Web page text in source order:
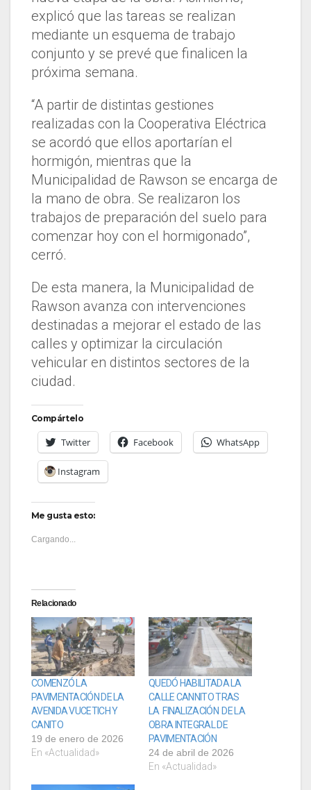
explicó que las tareas se realizan
mediante un esquema de trabajo
conjunto y se prevé que finalicen la
próxima semana.
“A partir de distintas gestiones
realizadas con la Cooperativa Eléctrica
se acordó que ellos aportarían el
hormigón, mientras que la
Municipalidad de Rawson se encarga de
la mano de obra. Se realizaron los
trabajos de preparación del suelo para
comenzar hoy con el hormigonado”,
cerró.
De esta manera, la Municipalidad de
Rawson avanza con intervenciones
destinadas a mejorar el estado de las
calles y optimizar la circulación
vehicular en distintos sectores de la
ciudad.
Compártelo
Twitter Facebook WhatsApp
Instagram
Me gusta esto:
Cargando...
Relacionado
COMENZÓ LA
PAVIMENTACIÓN DE LA
AVENIDA VUCETICH Y
CANITO
19 de enero de 2026
En «Actualidad»
QUEDÓ HABILITADA LA
CALLE CANNITO TRAS
LA FINALIZACIÓN DE LA
OBRA INTEGRAL DE
PAVIMENTACIÓN
24 de abril de 2026
En «Actualidad»